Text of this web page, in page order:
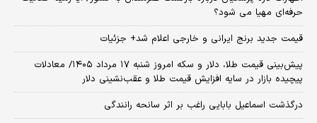
حرفه‌ای مهیا می شود؟
قیمت جدید برنج ایرانی و خارجی اعلام شد+ جزئیات
پیش‌بینی قیمت طلا، دلار و سکه امروز شنبه ۱۷ مرداد ۱۴۰۵/ معادلات
پیچیده بازار در سایه افزایش قیمت طلا و عقب‌نشینی دلار
درگذشت اسماعیل بابایی راغب بر اثر سانحه رانندگی